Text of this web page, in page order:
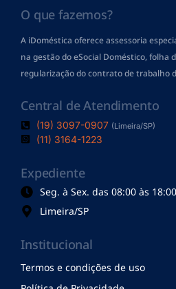
O que fazemos?
A iDoméstica oferece assessoria
na gestão do eSocial Doméstico, folha
regularização do contrato de trabalho
Central de Atendimento
(19) 3097-0907 (Limeira/SP)
(11) 3164-1223
Expediente
Seg. à Sex. das 08:00 às 18:00
Limeira/SP
Institucional
Termos e condições de uso